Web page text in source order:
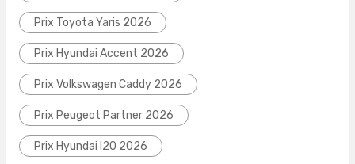
Prix Toyota Yaris 2026
Prix Hyundai Accent 2026
Prix Volkswagen Caddy 2026
Prix Peugeot Partner 2026
Prix Hyundai I20 2026